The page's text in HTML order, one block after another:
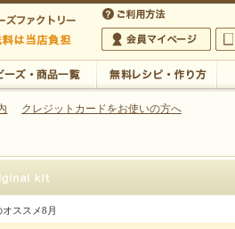
の専門店
ズファクトリー 5,000円以上のご注文で送料は
のご注文で送料は当店が負担いたします
会員マイページ
お
クレジットカードをお使いの方へ
ット商品一覧】
オススメ8月